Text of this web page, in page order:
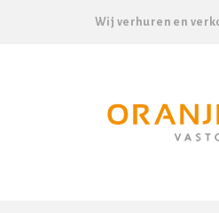
Wij verhuren en